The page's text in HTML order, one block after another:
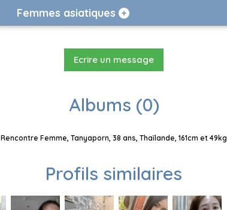
Femmes asiatiques
Ecrire un message
Albums (0)
Rencontre Femme, Tanyaporn, 38 ans, Thaïlande, 161cm et 49kg
Profils similaires